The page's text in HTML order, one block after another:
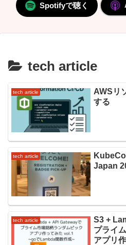
Spotifyで聴く
tech article
tech article
AWSリ
する
tech article
Japan
tech article
S3 +
プライ
アプリ